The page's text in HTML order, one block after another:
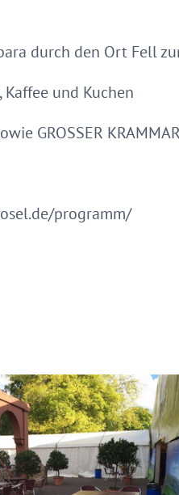
durch den Ort Fell
und Kuchen
GROSSER
programm/